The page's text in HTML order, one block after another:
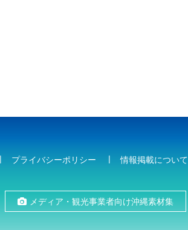
プライバシーポリシー 情報掲載について
メディア・観光事業者向け沖縄素材集